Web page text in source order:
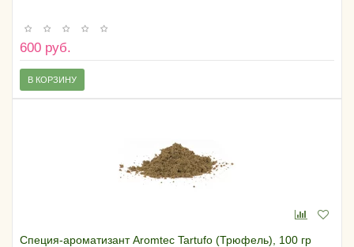
600 руб.
В КОРЗИНУ
Специя-ароматизант Aromtec Tartufo (Трюфель), 100 гр